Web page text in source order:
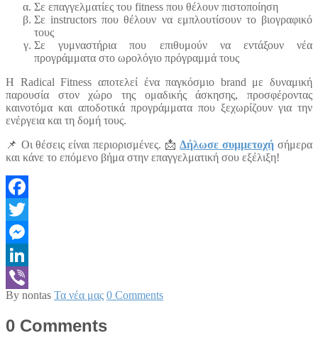
Σε επαγγελματίες του fitness που θέλουν πιστοποίηση
Σε instructors που θέλουν να εμπλουτίσουν το βιογραφικό
τους
Σε γυμναστήρια που επιθυμούν να εντάξουν νέα
προγράμματα στο ωρολόγιο πρόγραμμά τους
Η Radical Fitness αποτελεί ένα παγκόσμιο brand με δυναμική
παρουσία στον χώρο της ομαδικής άσκησης, προσφέροντας
καινοτόμα και αποδοτικά προγράμματα που ξεχωρίζουν για την
ενέργεια και τη δομή τους.
📌 Οι θέσεις είναι περιορισμένες. 📩Δήλωσε συμμετοχή σήμερα
και κάνε το επόμενο βήμα στην επαγγελματική σου εξέλιξη!
Facebook
Twitter
Messenger
LinkedIn
Viber
By nontas Τα νέα μας 0 Comments
0 Comments